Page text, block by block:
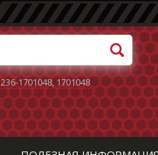
236-1701048,1701048